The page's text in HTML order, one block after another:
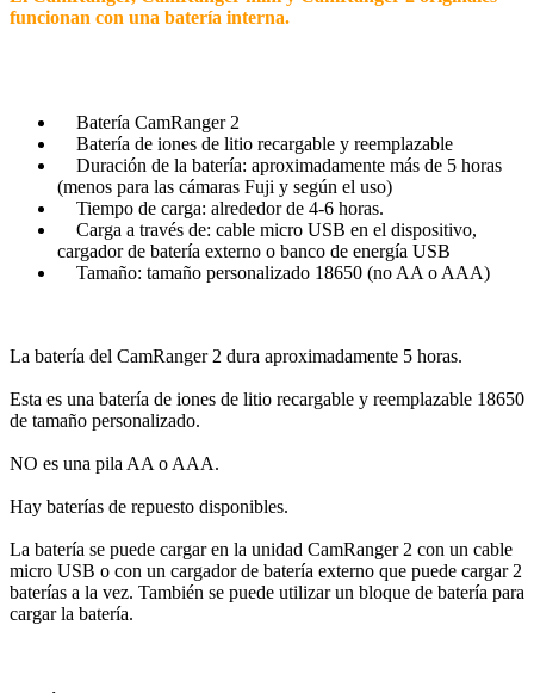
funcionan con una batería interna.
Batería CamRanger 2
Batería de iones de litio recargable y reemplazable
Duración de la batería: aproximadamente más de 5 horas
(menos para las cámaras Fuji y según el uso)
Tiempo de carga: alrededor de 4-6 horas.
Carga a través de: cable micro USB en el dispositivo,
cargador de batería externo o banco de energía USB
Tamaño: tamaño personalizado 18650 (no AA o AAA)
La batería del CamRanger 2 dura aproximadamente 5 horas.
Esta es una batería de iones de litio recargable y reemplazable 18650
de tamaño personalizado.
NO es una pila AA o AAA.
Hay baterías de repuesto disponibles.
La batería se puede cargar en la unidad CamRanger 2 con un cable
micro USB o con un cargador de batería externo que puede cargar 2
baterías a la vez. También se puede utilizar un bloque de batería para
cargar la batería.